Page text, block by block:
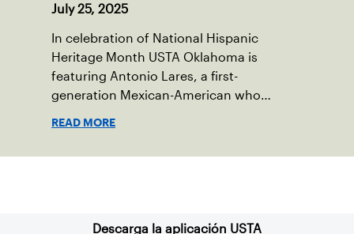
July 25, 2025
In celebration of National Hispanic
Heritage Month USTA Oklahoma is
featuring Antonio Lares, a first-
generation Mexican-American who
READ MORE
Descarga la aplicación USTA